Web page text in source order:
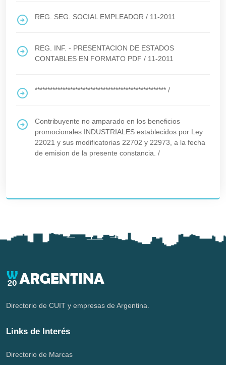
REG. SEG. SOCIAL EMPLEADOR / 11-2011
REG. INF. - PRESENTACION DE ESTADOS
CONTABLES EN FORMATO PDF / 11-2011
**************************************************** /
Contribuyente no amparado en los beneficios
promocionales INDUSTRIALES establecidos por Ley
22021 y sus modificatorias 22702 y 22973, a la fecha
de emision de la presente constancia. /
Directorio de CUIT y empresas de Argentina.
Links de Interés
Directorio de Marcas